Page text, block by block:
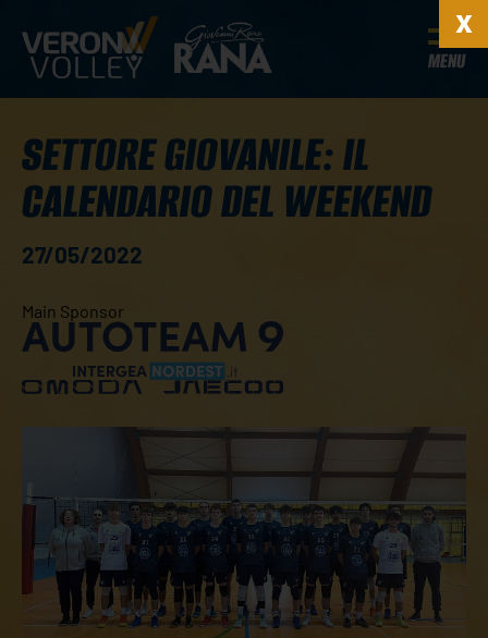
MENU
SETTORE GIOVANILE: IL
CALENDARIO DEL WEEKEND
27/05/2022
Main Sponsor